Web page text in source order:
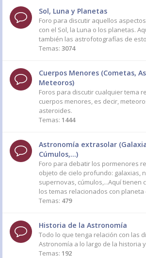
Sol, Luna y Planetas
Foro para discutir aquellos
con el Sol, la Luna o los planetas.
también las astrofotografías de
Temas: 3074
Cuerpos Menores (Cometas,
Meteoros)
Foros para discutir cualquier tema
cuerpos menores, es decir,
asteroides.
Temas: 1444
Astronomía extrasolar
Cúmulos,...)
Foro para debatir los pormenores
objeto de cielo profundo: galaxias,
supernovas, cúmulos,...Aquí tienen
los temas relacionados con
Temas: 479
Historia de la Astronomía
Todo lo que tenga relación con las
Astronomía a lo largo de la historia
Temas: 192